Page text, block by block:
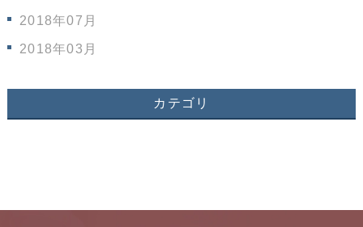
2018年07月
2018年03月
カテゴリ